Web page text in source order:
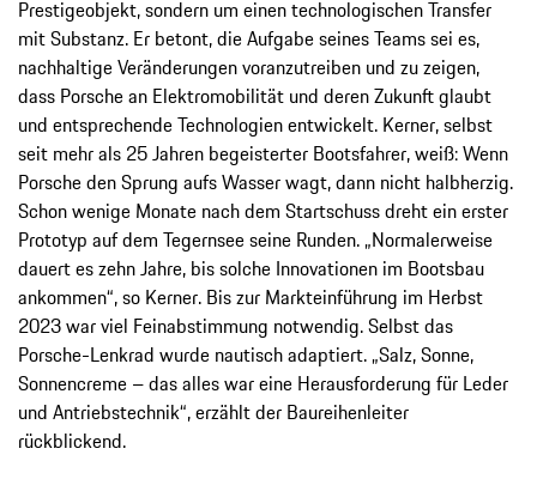
Prestigeobjekt, sondern um einen technologischen Transfer
mit Substanz. Er betont, die Aufgabe seines Teams sei es,
nachhaltige Veränderungen voranzutreiben und zu zeigen,
dass Porsche an Elektromobilität und deren Zukunft glaubt
und entsprechende Technologien entwickelt. Kerner, selbst
seit mehr als 25 Jahren begeisterter Bootsfahrer, weiß: Wenn
Porsche den Sprung aufs Wasser wagt, dann nicht halbherzig.
Schon wenige Monate nach dem Startschuss dreht ein erster
Prototyp auf dem Tegernsee seine Runden. „Normalerweise
dauert es zehn Jahre, bis solche Innovationen im Bootsbau
ankommen“, so Kerner. Bis zur Markteinführung im Herbst
2023 war viel Feinabstimmung notwendig. Selbst das
Porsche-Lenkrad wurde nautisch adaptiert. „Salz, Sonne,
Sonnencreme – das alles war eine Herausforderung für Leder
und Antriebstechnik“, erzählt der Baureihenleiter
rückblickend.